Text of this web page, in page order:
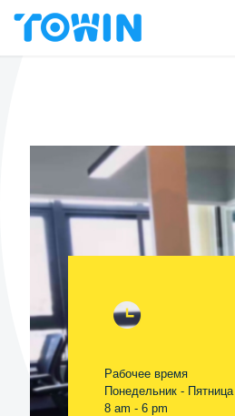
Рабочее время
Понедельник - Пятница
8 am - 6 pm